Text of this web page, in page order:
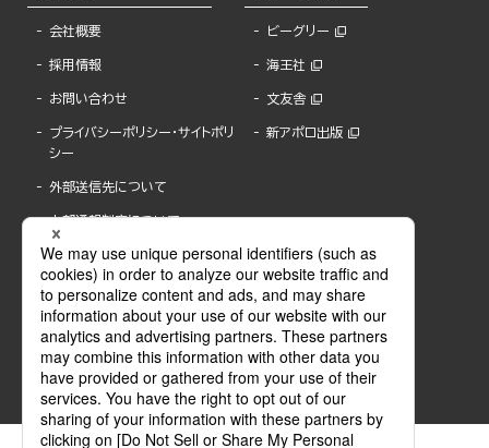
会社概要
採用情報
お問い合わせ
プライバシーポリシー・サイトポリ
シー
外部送信先について
内部通報制度について
ビーグリー
海王社
文友舎
新アポロ出版